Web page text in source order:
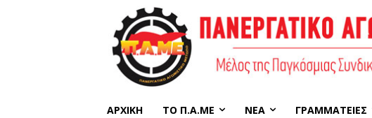
ΑΡΧΙΚΉ ΤΟ Π.Α.ΜΕ ΝΈΑ ΓΡΑΜΜΑΤΕΊΕΣ